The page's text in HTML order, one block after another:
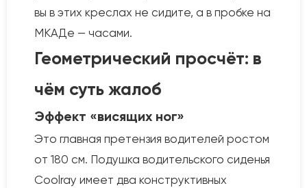
вы в этих креслах не сидите, а в пробке на
МКАДе — часами.
Геометрический просчёт: в
чём суть жалоб
Эффект «висящих ног»
Это главная претензия водителей ростом
от 180 см. Подушка водительского сиденья
Coolray имеет два конструктивных